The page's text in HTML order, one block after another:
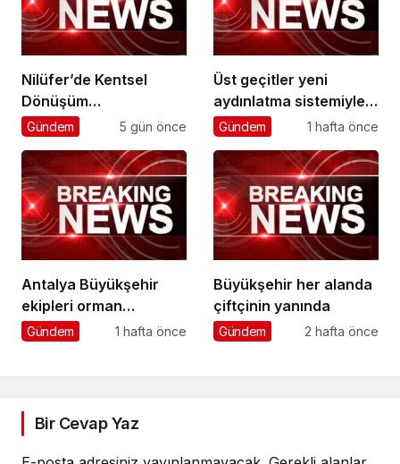
Nilüfer’de Kentsel
Dönüşüm
Koordinasyon
Gündem 5 gün önce
Üst geçitler yeni
aydınlatma sistemiyle
daha güvenli
Gündem 1 hafta önce
Antalya Büyükşehir
ekipleri orman
yangınlarını söndürme
Gündem 1 hafta önce
Büyükşehir her alanda
çiftçinin yanında
Gündem 2 hafta önce
Bir Cevap Yaz